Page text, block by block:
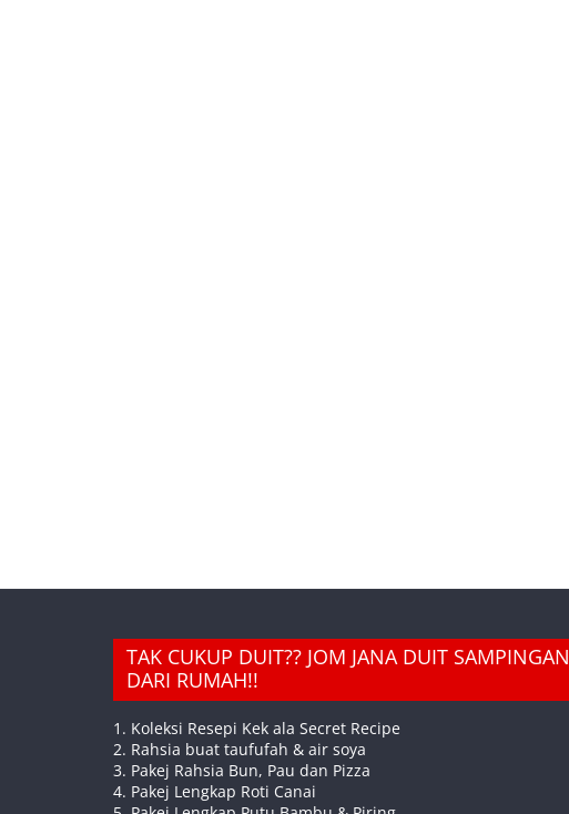
TAK CUKUP DUIT?? JOM JANA DUIT SAMPINGAN
DARI RUMAH!!
1. Koleksi Resepi Kek ala Secret Recipe
2. Rahsia buat taufufah & air soya
3. Pakej Rahsia Bun, Pau dan Pizza
4. Pakej Lengkap Roti Canai